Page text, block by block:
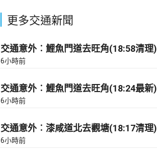
更多交通新聞
交通意外︰鯉魚門道去旺角(18:58清理)
6小時前
交通意外︰鯉魚門道去旺角(18:24最新)
6小時前
交通意外︰漆咸道北去觀塘(18:17清理)
6小時前